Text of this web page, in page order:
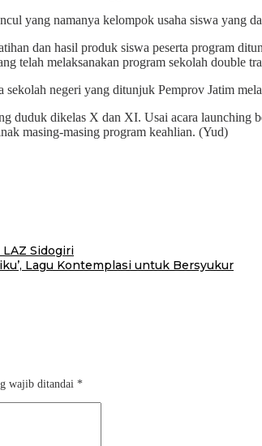
yang namanya kelompok usaha siswa yang
dan hasil produk siswa peserta program
telah melaksanakan program sekolah double
negeri yang ditunjuk Pemprov Jatim
duduk dikelas X dan XI. Usai acara
masing-masing program keahlian. (Yud)
LAZ Sidogiri
Lagu Kontemplasi untuk Bersyukur
wajib ditandai *